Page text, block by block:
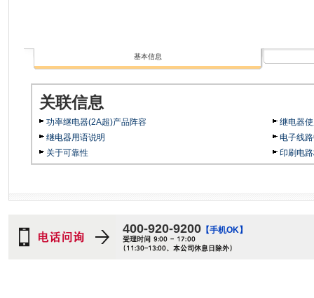
基本信息
关联信息
功率继电器(2A超)产品阵容
继电器用语说明
关于可靠性
继电器
电子线
印刷电
400-920-9200 【手机OK】